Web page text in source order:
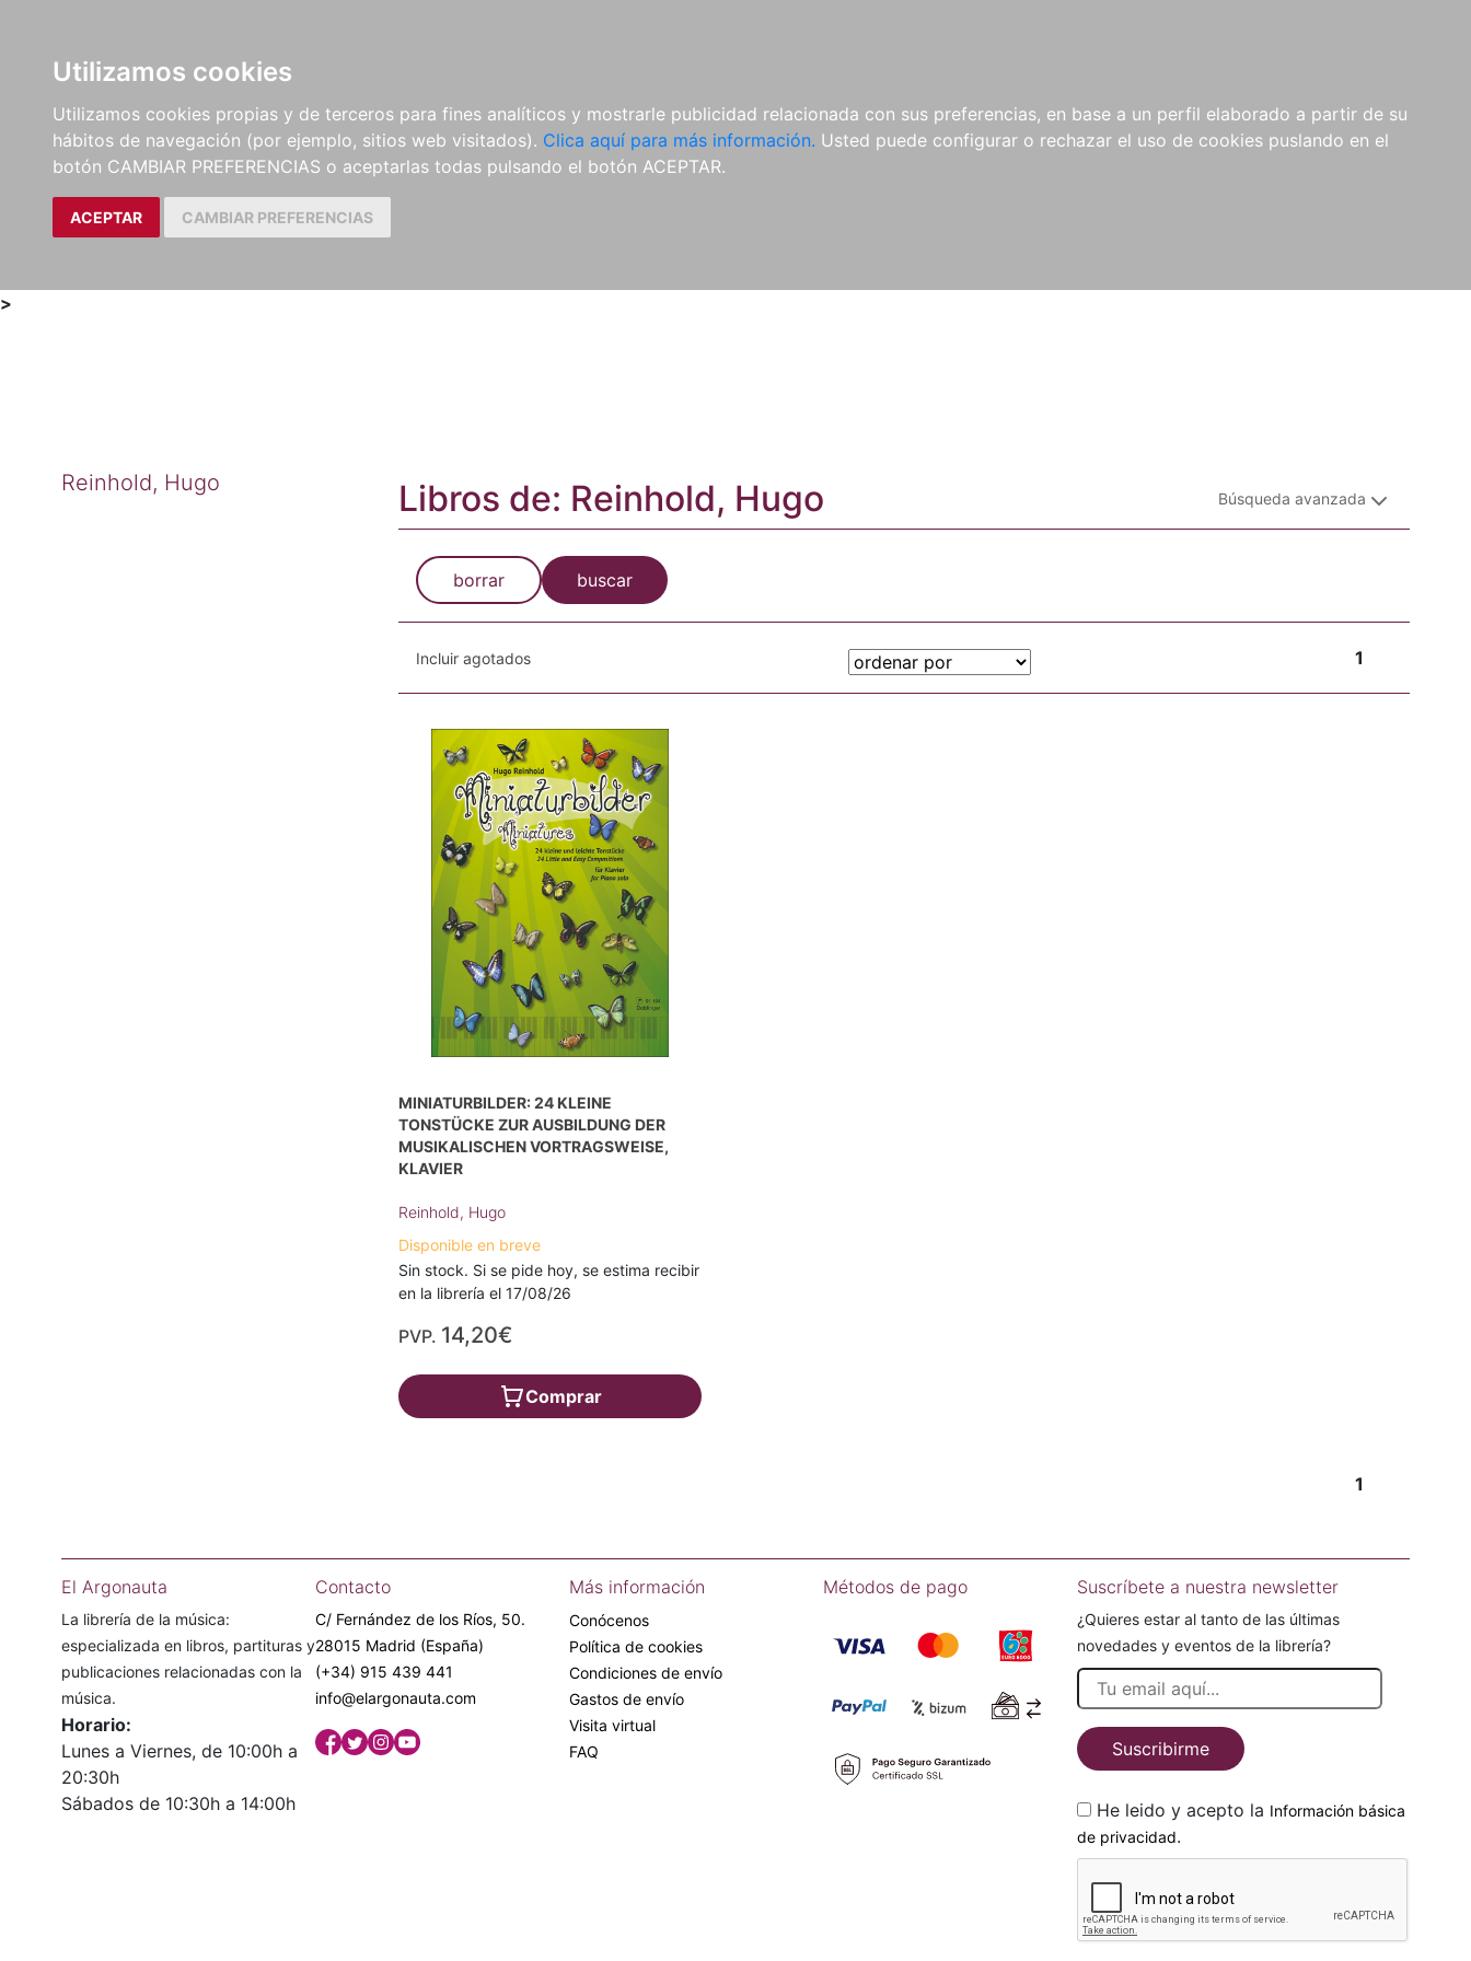
Utilizamos cookies
Utilizamos cookies propias y de terceros para fines analíticos y mostrarle publicidad relacionada con sus preferencias, en base a un perfil elaborado a partir de su
hábitos de navegación (por ejemplo, sitios web visitados). Clica aquí para más información. Usted puede configurar o rechazar el uso de cookies puslando en el
botón CAMBIAR PREFERENCIAS o aceptarlas todas pulsando el botón ACEPTAR.
ACEPTAR CAMBIAR PREFERENCIAS
LIBROS
MÉTODOS Y
EJERCICIOS
PARTITURAS Y EDICIONES
CRÍTICAS
REVISTAS
CDS Y
DVDS
MATERIAL
COMPLEMENTARIO
NOVEDADES NOTICIAS
COMPRAS
INSTITUCIONALES
>
Reinhold, Hugo Libros de: Reinhold, Hugo Búsqueda avanzada
borrar buscar
Incluir agotados 1
MINIATURBILDER: 24 KLEINE
TONSTÜCKE ZUR AUSBILDUNG DER
MUSIKALISCHEN VORTRAGSWEISE,
KLAVIER
Reinhold, Hugo
Disponible en breve
Sin stock. Si se pide hoy, se estima recibir
en la librería el 17/08/26
PVP. 14,20€
Comprar
1
El Argonauta
La librería de la música:
especializada en libros, partituras y
publicaciones relacionadas con la
música.
Horario:
Lunes a Viernes, de 10:00h a
20:30h
Sábados de 10:30h a 14:00h
Contacto
C/ Fernández de los Ríos, 50.
28015 Madrid (España)
(+34) 915 439 441
info@elargonauta.com
Más información
Conócenos
Política de cookies
Condiciones de envío
Gastos de envío
Visita virtual
FAQ
Métodos de pago Suscríbete a nuestra newsletter
¿Quieres estar al tanto de las últimas
novedades y eventos de la librería?
Suscribirme
He leido y acepto la Información básica
de privacidad.